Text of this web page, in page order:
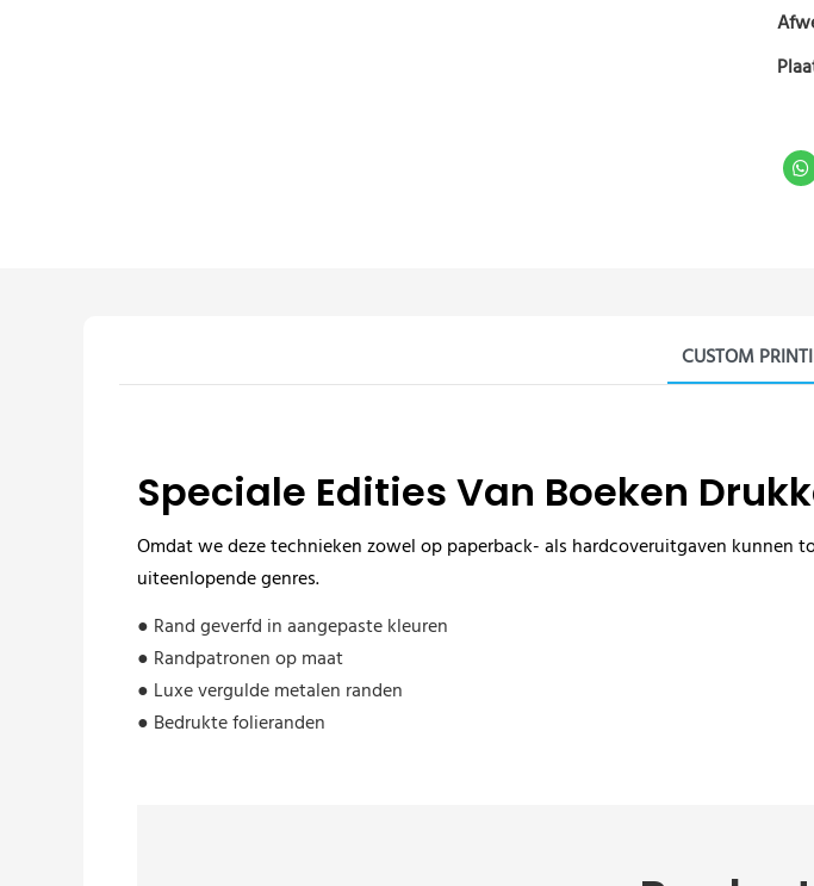
CUSTOM
Speciale Edities Van Boeken
Omdat we deze technieken zowel op paperback- als hardcoveruitgaven kunnen
uiteenlopende genres.
● Rand geverfd in aangepaste kleuren
● Randpatronen op maat
● Luxe vergulde metalen randen
● Bedrukte folieranden